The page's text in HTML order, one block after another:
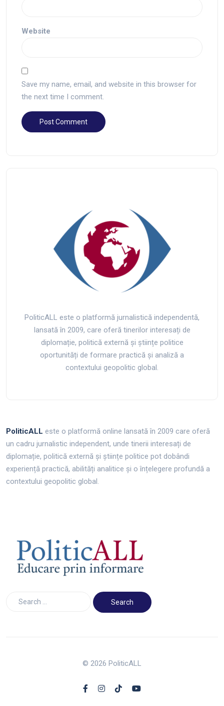
Website
Save my name, email, and website in this browser for
the next time I comment.
PoliticALL este o platformă jurnalistică independentă,
lansată în 2009, care oferă tinerilor interesați de
diplomație, politică externă și științe politice
oportunități de formare practică și analiză a
contextului geopolitic global.
PoliticALL este o platformă online lansată în 2009 care oferă
un cadru jurnalistic independent, unde tinerii interesați de
diplomație, politică externă și științe politice pot dobândi
experiență practică, abilități analitice și o înțelegere profundă a
contextului geopolitic global.
© 2026 PoliticALL